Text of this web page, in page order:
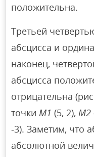
положительна.
Третьей
абсцисса и
наконец,
абсцисса
отрицательна
точкиM1 (5, 2),М2
-3). Заметим, что
абсолютной